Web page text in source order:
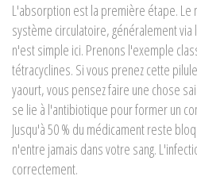
L'absorption est la première étape.
système circulatoire, généralement
n'est simple ici. Prenons l'exemple
tétracyclines. Si vous prenez cette
yaourt, vous pensez faire une chose
se lie à l'antibiotique pour former un
Jusqu'à 50 % du médicament reste
n'entre jamais dans votre sang.
correctement.